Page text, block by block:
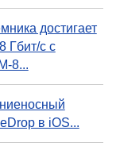
достигает
Гбит/с с
8...
в iOS...